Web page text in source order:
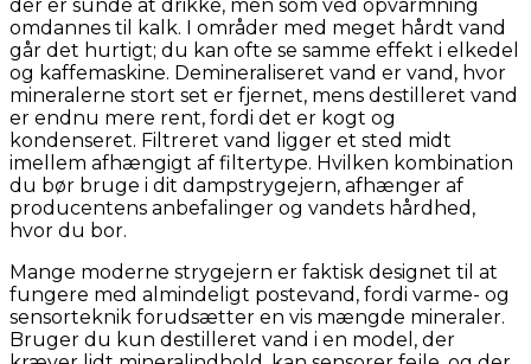
der er sunde at drikke, men som ved opvarmning
omdannes til kalk. I områder med meget hårdt vand
går det hurtigt; du kan ofte se samme effekt i elkedel
og kaffemaskine. Demineraliseret vand er vand, hvor
mineralerne stort set er fjernet, mens destilleret vand
er endnu mere rent, fordi det er kogt og
kondenseret. Filtreret vand ligger et sted midt
imellem afhængigt af filtertype. Hvilken kombination
du bør bruge i dit dampstrygejern, afhænger af
producentens anbefalinger og vandets hårdhed,
hvor du bor.
Mange moderne strygejern er faktisk designet til at
fungere med almindeligt postevand, fordi varme- og
sensorteknik forudsætter en vis mængde mineraler.
Bruger du kun destilleret vand i en model, der